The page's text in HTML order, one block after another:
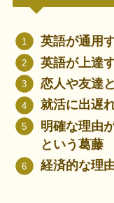
英語が通用
英語が上達
恋人や友達
就活に出遅
明確な理由
という葛藤
経済的な理